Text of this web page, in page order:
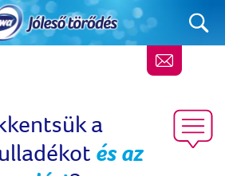
a
és az